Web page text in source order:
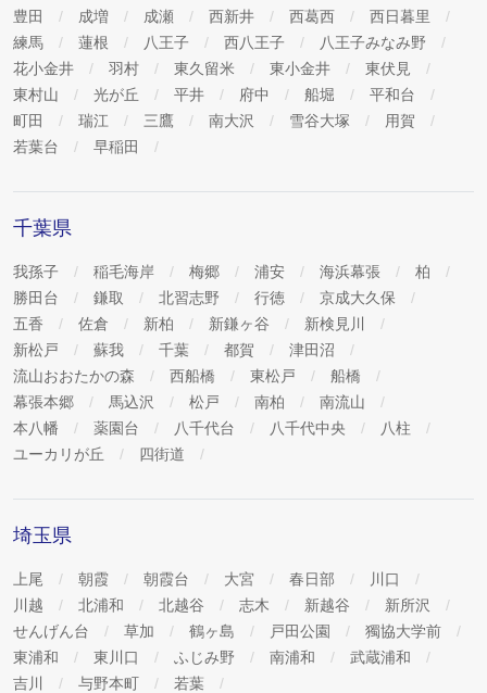
豊田
成増 成瀬 西新井 西葛西
西日暮里
練馬
蓮根 八王子 西八王子
八王子みなみ野
花小金井
羽村 東久留米 東小金井
東伏見
東村山
光が丘 平井 府中 船堀
平和台
町田
瑞江 三鷹 南大沢 雪谷大塚
用賀
若葉台
早稲田
千葉県
我孫子 稲毛海岸 梅郷 浦安 海浜幕張
柏
勝田台
鎌取 北習志野 行徳
京成大久保
五香
佐倉 新柏 新鎌ヶ谷
新検見川
新松戸
蘇我 千葉 都賀
津田沼
流山おおたかの森
西船橋 東松戸
船橋
幕張本郷
馬込沢 松戸 南柏
南流山
本八幡
薬園台 八千代台 八千代中央
八柱
ユーカリが丘
四街道
埼玉県
上尾 朝霞 朝霞台 大宮 春日部
川口
川越
北浦和 北越谷 志木 新越谷
新所沢
せんげん台
草加 鶴ヶ島 戸田公園
獨協大学前
東浦和
東川口 ふじみ野 南浦和
武蔵浦和
吉川
与野本町 若葉